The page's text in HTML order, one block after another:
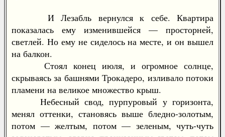
И Лезабль вернулся к себе. Квартира
показалась ему изменившейся — просторней,
светлей. Но ему не сиделось на месте, и он вышел
на балкон.
Стоял конец июля, и огромное солнце,
скрываясь за башнями Трокадеро, изливало потоки
пламени на великое множество крыш.
Небесный свод, пурпуровый у горизонта,
менял оттенки, становясь выше бледно-золотым,
потом — желтым, потом — зеленым, чуть-чуть